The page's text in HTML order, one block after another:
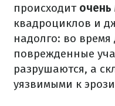
происходит очень
квадроциклов и
надолго: во
поврежденные
разрушаются, а
уязвимыми к